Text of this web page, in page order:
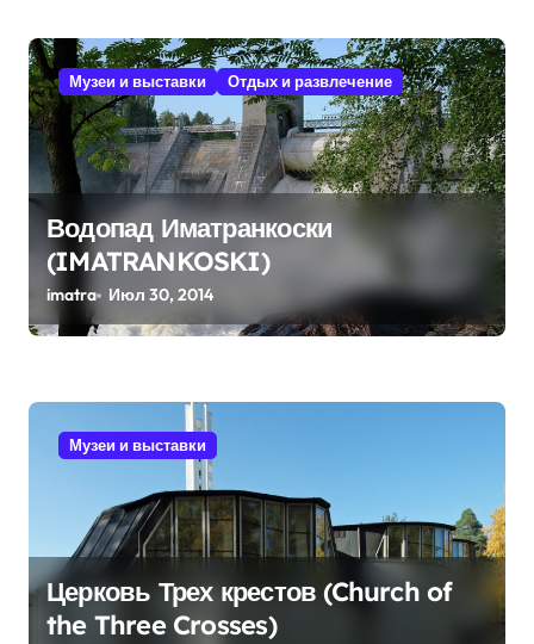
Музеи и выставки Отдых и развлечение
Водопад Иматранкоски
(IMATRANKOSKI)
imatra Июл 30, 2014
Музеи и выставки
Церковь Трех крестов (Church of
the Three Crosses)